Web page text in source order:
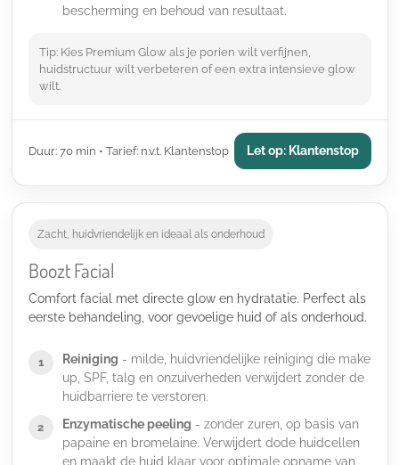
bescherming en behoud van resultaat.
Tip: Kies Premium Glow als je porien wilt verfijnen,
huidstructuur wilt verbeteren of een extra intensieve glow
wilt.
Duur: 70 min • Tarief: n.v.t. Klantenstop Let op: Klantenstop
Zacht, huidvriendelijk en ideaal als onderhoud
Boozt Facial
Comfort facial met directe glow en hydratatie. Perfect als
eerste behandeling, voor gevoelige huid of als onderhoud.
1 Reiniging - milde, huidvriendelijke reiniging die make
up, SPF, talg en onzuiverheden verwijdert zonder de
huidbarriere te verstoren.
2 Enzymatische peeling - zonder zuren, op basis van
papaine en bromelaine. Verwijdert dode huidcellen
en maakt de huid klaar voor optimale opname van